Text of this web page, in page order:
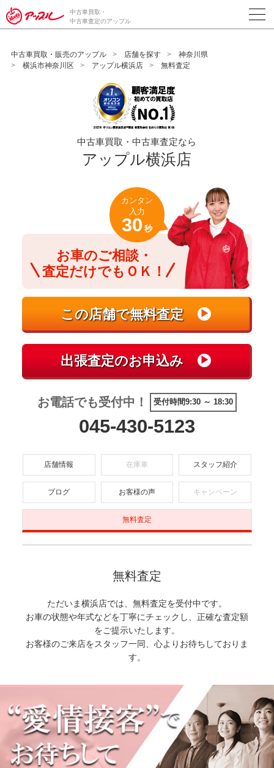
/*ABテスト_新規査定フォームの為のCVボタン*/
中古車買取・
中古車査定のアップル
中古車買取・販売のアップル 店舗を探す
神奈川県
横浜市神奈川区
アップル横浜店 無料査定
中古車買取・中古車査定なら
アップル横浜店
お車のご相談・
査定だけでもＯＫ！
カンタン
入力
30 秒
お電話でも受付中！ 受付時間9:30 ～ 18:30
045-430-5123
店舗情報 在庫車 スタッフ紹介
ブログ お客様の声 キャンペーン
無料査定
無料査定
ただいま横浜店では、無料査定を受付中です。
お車の状態や年式などを丁寧にチェックし、正確な査定額
をご提示いたします。
お客様のご来店をスタッフ一同、心よりお待ちしておりま
す。